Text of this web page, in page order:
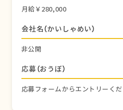
月給￥280,000
会社名（かいしゃめい）
非公開
応募（おうぼ）
応募フォームからエントリーく